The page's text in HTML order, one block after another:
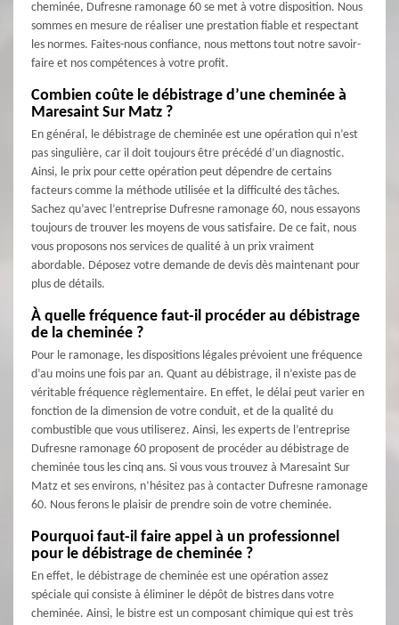
cheminée, Dufresne ramonage 60 se met à votre disposition. Nous
sommes en mesure de réaliser une prestation fiable et respectant
les normes. Faites-nous confiance, nous mettons tout notre savoir-
faire et nos compétences à votre profit.
Combien coûte le débistrage d’une cheminée à
Maresaint Sur Matz ?
En général, le débistrage de cheminée est une opération qui n’est
pas singulière, car il doit toujours être précédé d’un diagnostic.
Ainsi, le prix pour cette opération peut dépendre de certains
facteurs comme la méthode utilisée et la difficulté des tâches.
Sachez qu’avec l’entreprise Dufresne ramonage 60, nous essayons
toujours de trouver les moyens de vous satisfaire. De ce fait, nous
vous proposons nos services de qualité à un prix vraiment
abordable. Déposez votre demande de devis dès maintenant pour
plus de détails.
À quelle fréquence faut-il procéder au débistrage
de la cheminée ?
Pour le ramonage, les dispositions légales prévoient une fréquence
d’au moins une fois par an. Quant au débistrage, il n’existe pas de
véritable fréquence règlementaire. En effet, le délai peut varier en
fonction de la dimension de votre conduit, et de la qualité du
combustible que vous utiliserez. Ainsi, les experts de l’entreprise
Dufresne ramonage 60 proposent de procéder au débistrage de
cheminée tous les cinq ans. Si vous vous trouvez à Maresaint Sur
Matz et ses environs, n’hésitez pas à contacter Dufresne ramonage
60. Nous ferons le plaisir de prendre soin de votre cheminée.
Pourquoi faut-il faire appel à un professionnel
pour le débistrage de cheminée ?
En effet, le débistrage de cheminée est une opération assez
spéciale qui consiste à éliminer le dépôt de bistres dans votre
cheminée. Ainsi, le bistre est un composant chimique qui est très